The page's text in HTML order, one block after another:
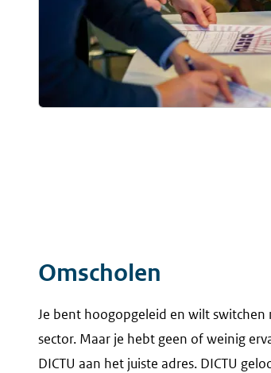
Omscholen
Je bent hoogopgeleid en wilt switchen
sector. Maar je hebt geen of weinig
DICTU aan het juiste adres. DICTU